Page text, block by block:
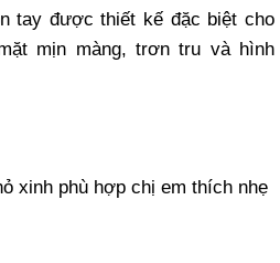
tay được thiết kế đặc biệt cho
mịn màng, trơn tru và hình